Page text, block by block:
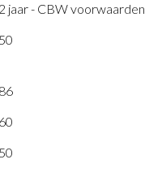
2 jaar - CBW voorwaarden
50
86
60
50